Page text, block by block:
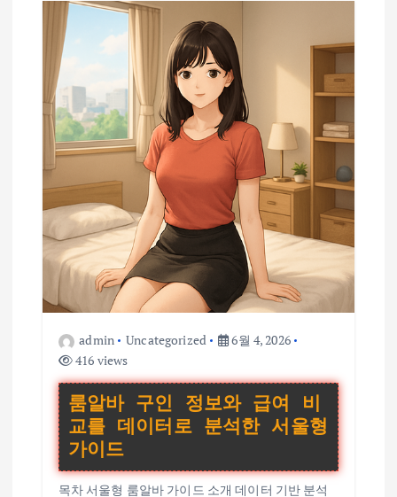
admin Uncategorized
6월 4, 2026
416 views
룸알바 구인 정보와 급여 비
교를 데이터로 분석한 서울형
가이드
목차 서울형 룸알바 가이드 소개 데이터 기반 분석